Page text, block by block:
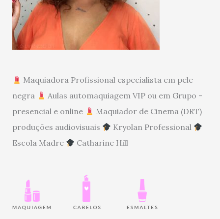
Maquiadora Profissional especialista em pele
negra
Aulas automaquiagem VIP ou em Grupo -
presencial e online
Maquiador de Cinema (DRT)
produções audiovisuais
Kryolan Professional
Escola Madre
Catharine Hill